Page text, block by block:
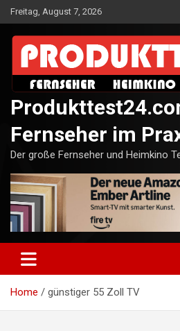
Skip
to
content
Freitag, August 7, 2026
Fernseher im
Der große Fernseher und Heimkino
Home günstiger 55 Zoll TV